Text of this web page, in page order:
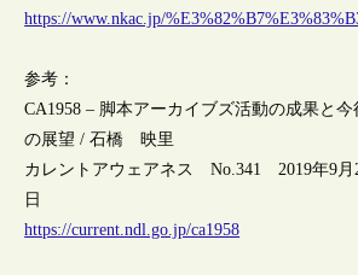
https://www.nkac.jp/
参考：
CA1958 – 脚本アーカイブズ活動の成果と今
の展望 / 石橋 映里
カレントアウェアネス No.341 2019年9月
日
https://current.ndl.go.jp/ca1958